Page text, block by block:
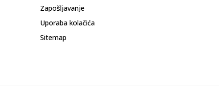
Zapošljavanje
Uporaba kolačića
Sitemap